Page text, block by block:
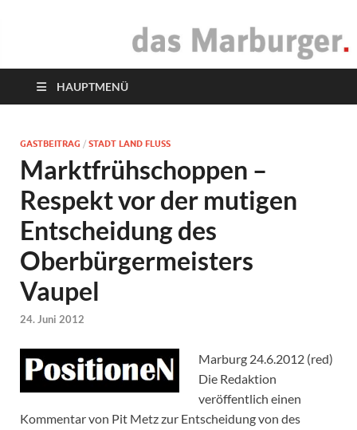
das Marburger.
HAUPTMENÜ
GASTBEITRAG / STADT LAND FLUSS
Marktfrühschoppen –
Respekt vor der mutigen
Entscheidung des
Oberbürgermeisters
Vaupel
24. Juni 2012
Marburg 24.6.2012 (red)
Die Redaktion
veröffentlich einen
Kommentar von Pit Metz zur Entscheidung von des